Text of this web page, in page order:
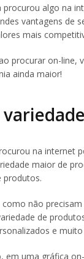
procurou algo na
vantagens de
mais
procurar on-line,
ainda maior!
na internet
maior de
produtos.
como não
de
e
em uma gráfica